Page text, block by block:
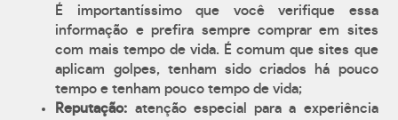
É importantíssimo que você verifique essa
informação e prefira sempre comprar em sites
com mais tempo de vida. É comum que sites que
aplicam golpes, tenham sido criados há pouco
tempo e tenham pouco tempo de vida;
Reputação: atenção especial para a experiência